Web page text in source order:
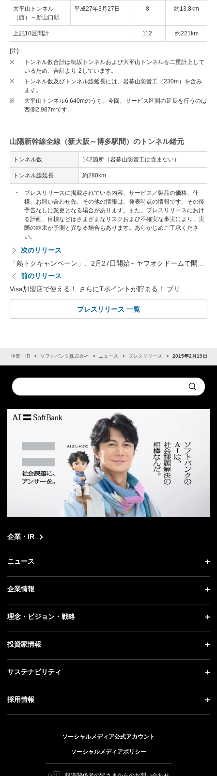
大平山トンネル
（西）～新山口駅
平成27年3月27日 8 約13.8km
上記10区間計 112 約221km
[注]
※
トンネル数合計は帆坂トンネルおよび大平山トンネルを二重計上して
いるため、合計より-2しています。
※
トンネル数及びトンネル総延長には、岩幕山防音工（230m）を含み
ます。
※
大平山トンネル6,640mのうち、今回、サービス区間の延長を行うのは
西側2,987mです。
山陽新幹線全線（新大阪～博多駅間）のトンネル緒元
トンネル数 142箇所（岩幕山防音工は含まない）
トンネル総延長 約280km
プレスリリースに掲載されている内容、サービス／製品の価格、仕
様、お問い合わせ先、その他の情報は、発表時点の情報です。その後
予告なしに変更となる場合があります。また、プレスリリースにおけ
る計画、目標などはさまざまなリスクおよび不確実な事実により、実
際の結果が予測と異なる場合もあります。あらかじめご了承くださ
い。
次のリリース
「熱トクキャンペーン」、2月27日開始～ヤフオクドームで開…
前のリリース
Visa加盟店で使える！ さらにTポイントが貯まる！ プリ…
プレスリリース 一覧
企業・IR ソフトバンク株式会社 ニュース プレスリリース 2015年2月19日
Conduct
a
Submit
企業・IR
ニュース
ニュース トップ
プレスリリース
更新情報
企業情報
企業情報 トップ
社長メッセージ
事業紹介
理念・ビジョン・戦略
理念・ビジョン・戦略 トップ
成長戦略「Activate AI for Society」
人材戦略
投資家情報
投資家情報 トップ
経営方針
サステナビリティ
サステナビリティ トップ
トップメッセージ
ESG方針・体制
採用情報
キャリア採用
ソーシャルメディア公式アカウント
ソーシャルメディアポリシー